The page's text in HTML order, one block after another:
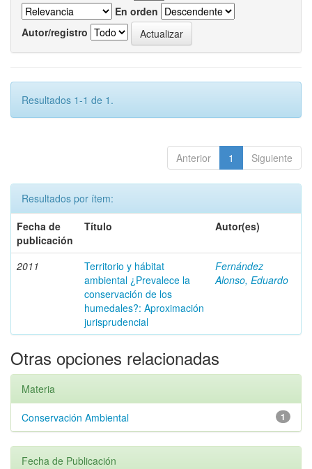
En orden
Autor/registro
Resultados 1-1 de 1.
Anterior 1 Siguiente
Resultados por ítem:
Fecha de
publicación
Título Autor(es)
2011
Territorio y hábitat
ambiental ¿Prevalece la
conservación de los
humedales?: Aproximación
jurisprudencial
Fernández
Alonso, Eduardo
Otras opciones relacionadas
Materia
1
Conservación Ambiental
Fecha de Publicación